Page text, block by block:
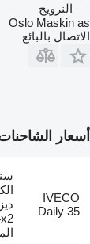
النرويج
Oslo Maskin as
الاتصال بالبائع
أسعار
IVECO
Daily 35